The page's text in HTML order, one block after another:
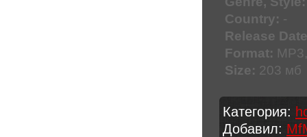
Country: -
Release
Format:
Size: 203 мб
Категория:
Добавил: